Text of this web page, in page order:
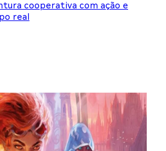
cooperativa com ação e
real